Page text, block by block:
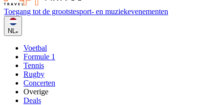
Toegang tot de grootstesport- en muziekevenementen
NL
Voetbal
Formule 1
Tennis
Rugby
Concerten
Overige
Deals